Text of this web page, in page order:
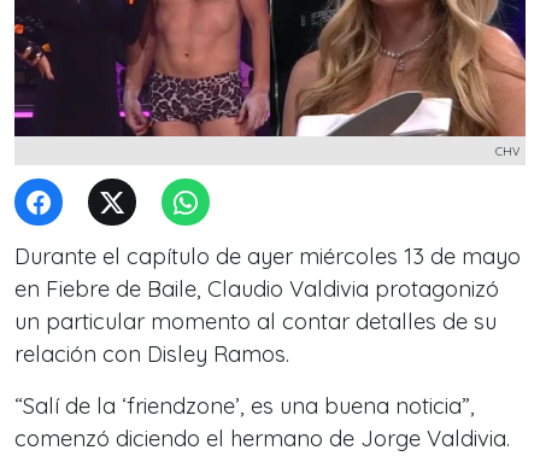
CHV
Durante el capítulo de ayer miércoles 13 de mayo
en Fiebre de Baile, Claudio Valdivia protagonizó
un particular momento al contar detalles de su
relación con Disley Ramos.
“Salí de la ‘friendzone’, es una buena noticia”,
comenzó diciendo el hermano de Jorge Valdivia.